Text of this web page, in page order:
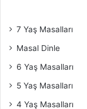
7 Yaş Masalları
Masal Dinle
6 Yaş Masalları
5 Yaş Masalları
4 Yaş Masalları